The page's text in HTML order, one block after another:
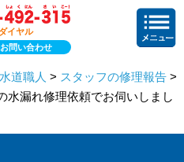
イヤル
問い合わせ
道職人 > スタッフの修理報告 >
水漏れ修理依頼でお伺いしまし